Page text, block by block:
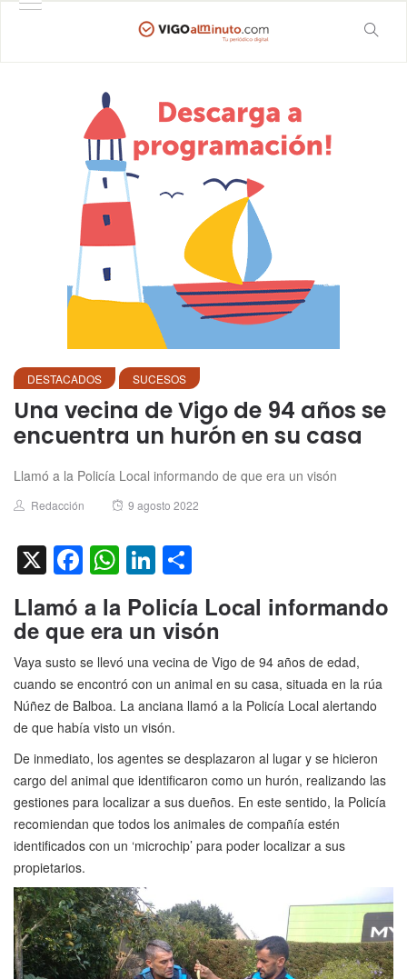
DESTACADOS SUCESOS
Una vecina de Vigo de 94 años se
encuentra un hurón en su casa
Llamó a la Policía Local informando de que era un visón
Author
Redacción
Posted
9 agosto 2022
X Facebook
WhatsApp
LinkedIn
Llamó a la Policía Local informando
de que era un visón
Vaya susto se llevó una vecina de Vigo de 94 años de edad,
cuando se encontró con un animal en su casa, situada en la rúa
Núñez de Balboa. La anciana llamó a la Policía Local alertando
de que había visto un visón.
De inmediato, los agentes se desplazaron al lugar y se hicieron
cargo del animal que identificaron como un hurón, realizando las
gestiones para localizar a sus dueños. En este sentido, la Policía
recomiendan que todos los animales de compañía estén
identificados con un ‘microchip’ para poder localizar a sus
propietarios.